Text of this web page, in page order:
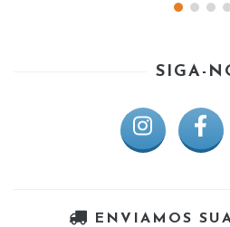
SIGA-
ENVIAMOS